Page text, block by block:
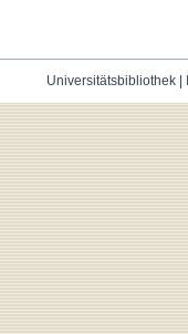
Universitätsbibliothek|